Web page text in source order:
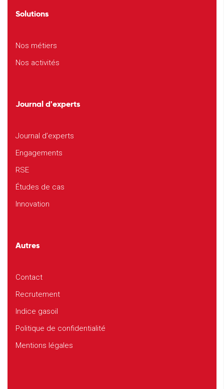
Solutions
Nos métiers
Nos activités
Journal d'experts
Journal d’experts
Engagements
RSE
Études de cas
Innovation
Autres
Contact
Recrutement
Indice gasoil
Politique de confidentialité
Mentions légales